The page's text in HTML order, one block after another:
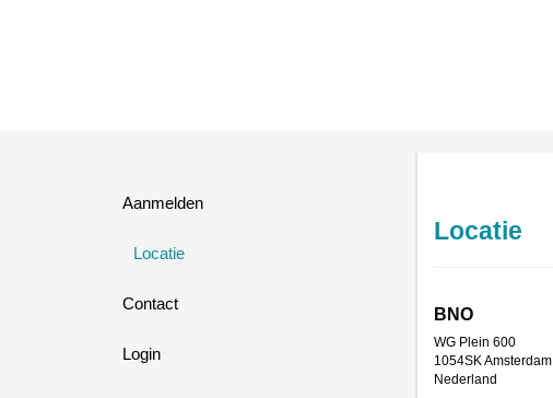
Aanmelden
Locatie
Contact
Login
Locatie
BNO
WG Plein 600
1054SK Amsterdam
Nederland